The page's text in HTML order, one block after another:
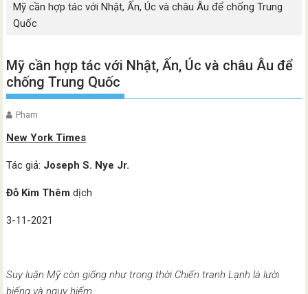
Mỹ cần hợp tác với Nhật, Ấn, Úc và châu Âu để chống Trung
Quốc
Mỹ cần hợp tác với Nhật, Ấn, Úc và châu Âu để
chống Trung Quốc
Pham
New York Times
Tác giả: Joseph S. Nye Jr.
Đỗ Kim Thêmdịch
3-11-2021
Suy luận Mỹ còn giống như trong thời Chiến tranh Lạnh là lười
biếng và nguy hiểm